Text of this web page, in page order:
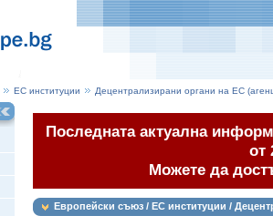
ЕС институции Децентрализирани органи на ЕС
Последната актуална
от
Можете да
Европейски съюз / ЕС институции /